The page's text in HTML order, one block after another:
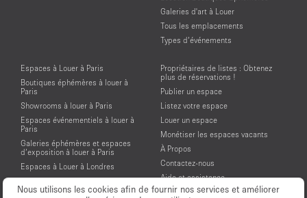
Nous utilisons les cookies afin de fournir nos services et améliorer
Galeries d'art à Louer
Tous les emplacements
Types d’événements
Espaces à Louer à Paris
Boutiques éphémères à louer à
Paris
Showrooms à louer à Paris
Espaces événementiels à louer à
Paris
Galeries éphémères et espaces
d’exposition à louer à Paris
Espaces à Louer à Londres
Espaces à Louer à New York
Espaces à Louer à San Francisco
Propriétaires de listes : Obtenez
plus de réservations !
Publier un espace
Listez votre espace
Louer un espace
Monétiser les espaces vacants
À Propos
Contactez-nous
Aide et assistance
Conditions générales d'utilisation